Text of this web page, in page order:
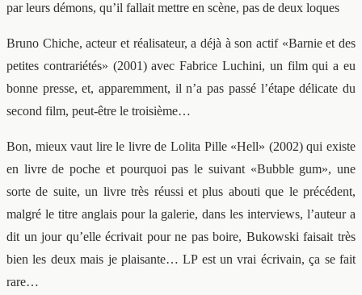
par leurs démons, qu’il fallait mettre en scène, pas de deux loques
Bruno Chiche, acteur et réalisateur, a déjà à son actif «Barnie et des
petites contrariétés» (2001) avec Fabrice Luchini, un film qui a eu
bonne presse, et, apparemment, il n’a pas passé l’étape délicate du
second film, peut-être le troisième…
Bon, mieux vaut lire le livre de Lolita Pille «Hell» (2002) qui existe
en livre de poche et pourquoi pas le suivant «Bubble gum», une
sorte de suite, un livre très réussi et plus abouti que le précédent,
malgré le titre anglais pour la galerie, dans les interviews, l’auteur a
dit un jour qu’elle écrivait pour ne pas boire, Bukowski faisait très
bien les deux mais je plaisante… LP est un vrai écrivain, ça se fait
rare…